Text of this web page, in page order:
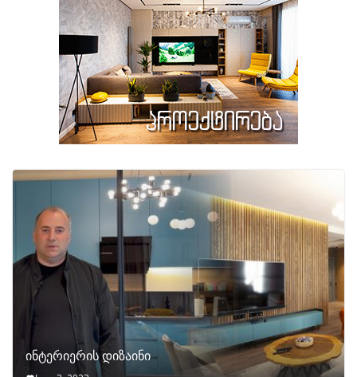
ინტერიერის დიზაინი